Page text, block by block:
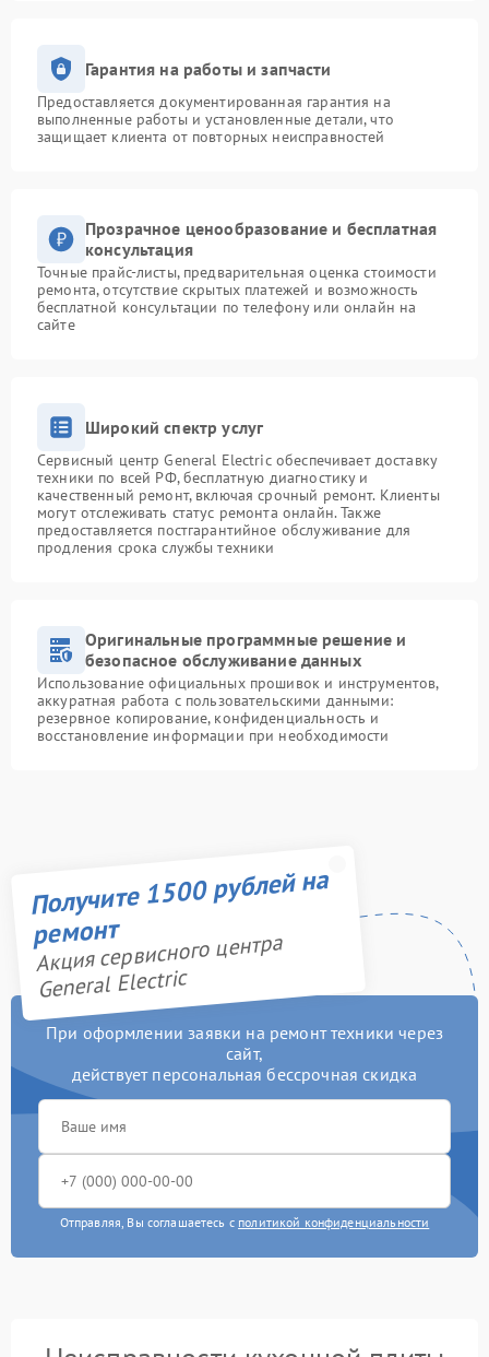
Гарантия на работы и запчасти
Предоставляется документированная гарантия на
выполненные работы и установленные детали, что
защищает клиента от повторных неисправностей
Прозрачное ценообразование и бесплатная
консультация
Точные прайс-листы, предварительная оценка стоимости
ремонта, отсутствие скрытых платежей и возможность
бесплатной консультации по телефону или онлайн на
сайте
Широкий спектр услуг
Сервисный центр General Electric обеспечивает доставку
техники по всей РФ, бесплатную диагностику и
качественный ремонт, включая срочный ремонт. Клиенты
могут отслеживать статус ремонта онлайн. Также
предоставляется постгарантийное обслуживание для
продления срока службы техники
Оригинальные программные решение и
безопасное обслуживание данных
Использование официальных прошивок и инструментов,
аккуратная работа с пользовательскими данными:
резервное копирование, конфиденциальность и
восстановление информации при необходимости
Получите 1500 рублей на
ремонт
Акция сервисного центра
General Electric
При оформлении заявки на ремонт техники через
сайт,
действует персональная бессрочная скидка
Отправляя, Вы соглашаетесь с политикой конфиденциальности